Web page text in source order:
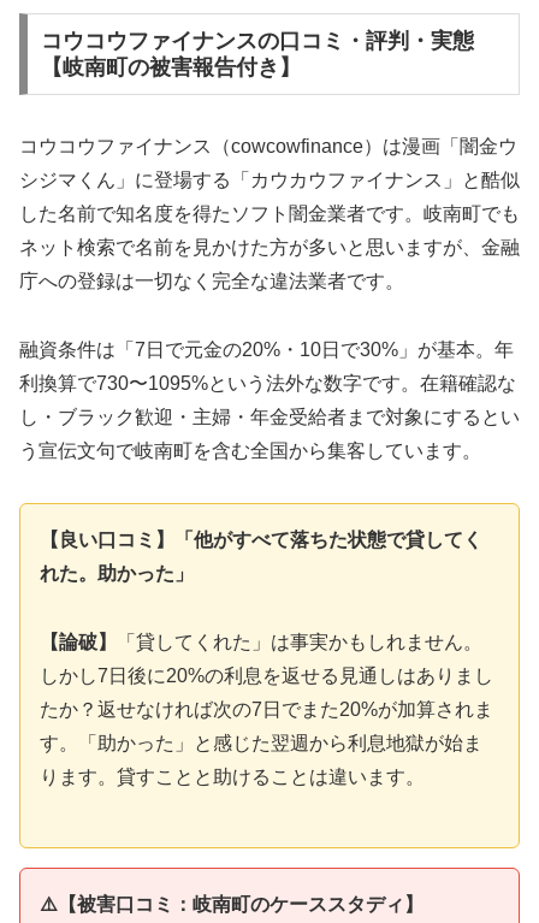
コウコウファイナンスの口コミ・評判・実態
【岐南町の被害報告付き】
コウコウファイナンス（cowcowfinance）は漫画「闇金ウ
シジマくん」に登場する「カウカウファイナンス」と酷似
した名前で知名度を得たソフト闇金業者です。岐南町でも
ネット検索で名前を見かけた方が多いと思いますが、金融
庁への登録は一切なく完全な違法業者です。
融資条件は「7日で元金の20%・10日で30%」が基本。年
利換算で730〜1095%という法外な数字です。在籍確認な
し・ブラック歓迎・主婦・年金受給者まで対象にするとい
う宣伝文句で岐南町を含む全国から集客しています。
【良い口コミ】「他がすべて落ちた状態で貸してく
れた。助かった」
【論破】
「貸してくれた」は事実かもしれません。
しかし7日後に20%の利息を返せる見通しはありまし
たか？返せなければ次の7日でまた20%が加算されま
す。「助かった」と感じた翌週から利息地獄が始ま
ります。貸すことと助けることは違います。
⚠️【被害口コミ：岐南町のケーススタディ】